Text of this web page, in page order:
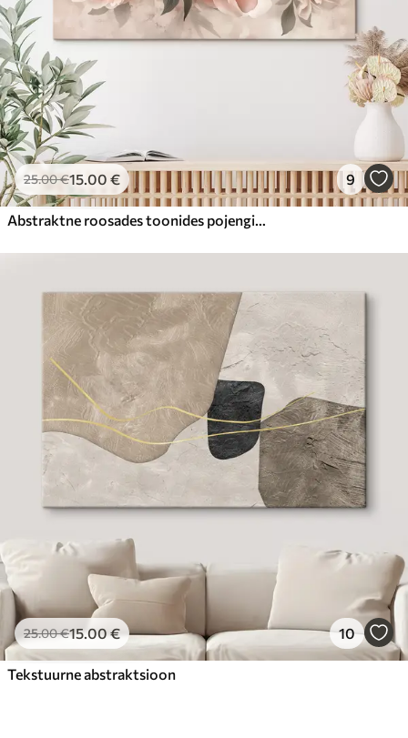
25.00€15.00 € 9
Abstraktne roosades toonides pojengide kimp
25.00€15.00€ 10
Tekstuurne abstraktsioon